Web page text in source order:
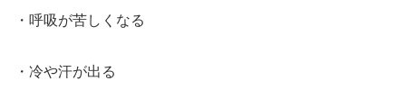
・呼吸が苦しくなる
・冷や汗が出る